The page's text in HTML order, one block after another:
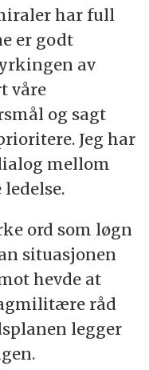
har full
er godt
av
våre
og sagt
Jeg har
mellom
ord som løgn
situasjonen
hevde at
råd
legger